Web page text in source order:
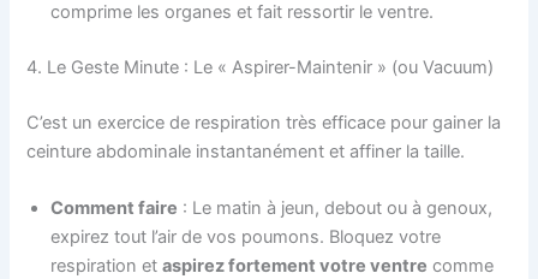
comprime les organes et fait ressortir le ventre.
4. Le Geste Minute : Le « Aspirer-Maintenir » (ou Vacuum)
C’est un exercice de respiration très efficace pour gainer la
ceinture abdominale instantanément et affiner la taille.
Comment faire : Le matin à jeun, debout ou à genoux,
expirez tout l’air de vos poumons. Bloquez votre
respiration etaspirez fortement votre ventre comme